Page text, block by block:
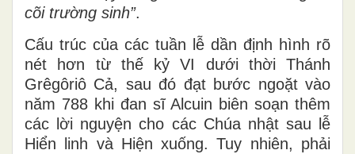
cõi trường sinh”.
Cấu trúc của các tuần lễ dần định hình rõ
nét hơn từ thế kỷ VI dưới thời Thánh
Grêgôriô Cả, sau đó đạt bước ngoặt vào
năm 788 khi đan sĩ Alcuin biên soạn thêm
các lời nguyện cho các Chúa nhật sau lễ
Hiển linh và Hiện xuống. Tuy nhiên, phải